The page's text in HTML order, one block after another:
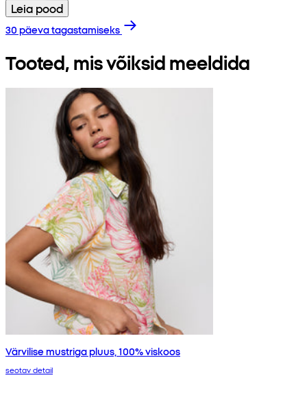
Leia pood
30 päeva tagastamiseks
Tooted, mis võiksid meeldida
Värvilise mustriga pluus, 100% viskoos
seotav detail